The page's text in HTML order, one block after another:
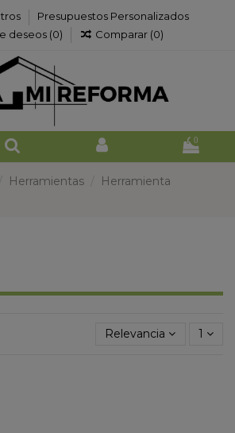
Presupuestos Personalizados
deseos (0) Comparar (0)
0
Herramientas
Herramienta
Relevancia 1